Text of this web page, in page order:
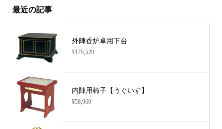
最近の記事
外陣香炉卓用下台
¥179,520
内陣用椅子【うぐいす】
¥58,960